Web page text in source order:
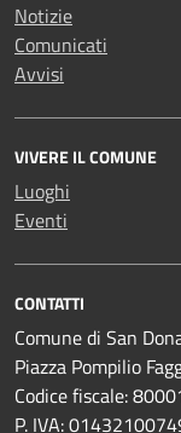
Notizie
Comunicati
Avvisi
VIVERE IL COMUNE
Luoghi
Eventi
CONTATTI
Comune di San
Piazza Pompilio
Codice fiscale:
P. IVA: